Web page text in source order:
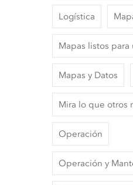
Logística
Mapas listos para
Mapas y Datos
Mira lo que otros
Operación
Operación y